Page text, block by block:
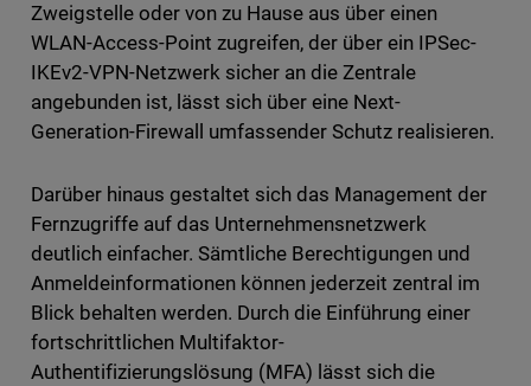
Zweigstelle oder von zu Hause aus über einen
WLAN-Access-Point zugreifen, der über ein IPSec-
IKEv2-VPN-Netzwerk sicher an die Zentrale
angebunden ist, lässt sich über eine Next-
Generation-Firewall umfassender Schutz realisieren.
Darüber hinaus gestaltet sich das Management der
Fernzugriffe auf das Unternehmensnetzwerk
deutlich einfacher. Sämtliche Berechtigungen und
Anmeldeinformationen können jederzeit zentral im
Blick behalten werden. Durch die Einführung einer
fortschrittlichen Multifaktor-
Authentifizierungslösung (MFA) lässt sich die